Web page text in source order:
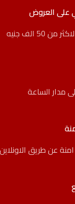
على العروض
50 الف جنيه
مدار الساعة
عن طريق الاونلاين